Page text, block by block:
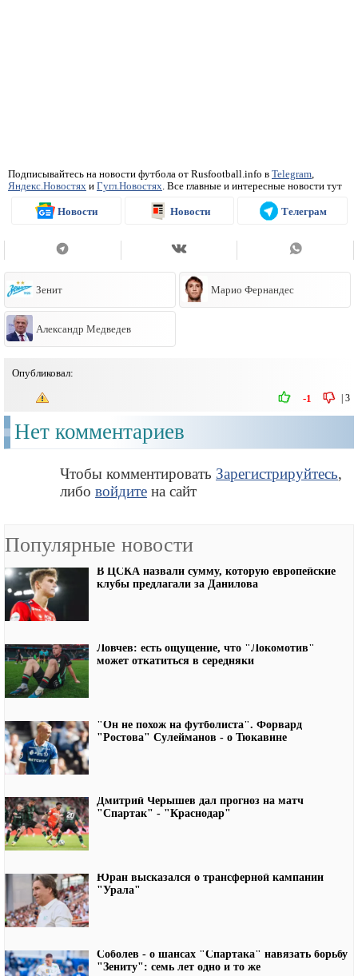
Подписывайтесь на новости футбола от Rusfootball.info в Telegram,
Яндекс.Новостях и Гугл.Новостях. Все главные и интересные новости тут
Новости Новости Телеграм
Зенит Марио Фернандес
Александр Медведев
Опубликовал:
3
-1
Нет комментариев
Чтобы комментировать Зарегистрируйтесь,
либо войдите на сайт
Популярные новости
В ЦСКА назвали сумму, которую европейские
клубы предлагали за Данилова
Ловчев: есть ощущение, что "Локомотив"
может откатиться в середняки
"Он не похож на футболиста". Форвард
"Ростова" Сулейманов - о Тюкавине
Дмитрий Черышев дал прогноз на матч
"Спартак" - "Краснодар"
Юран высказался о трансферной кампании
"Урала"
Соболев - о шансах "Спартака" навязать борьбу
"Зениту": семь лет одно и то же